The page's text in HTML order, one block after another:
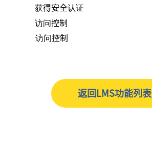
获得安全认证
访问控制
访问控制
返回LMS功能列表